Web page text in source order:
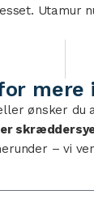
Utamur
mere
ønsker du
– vi